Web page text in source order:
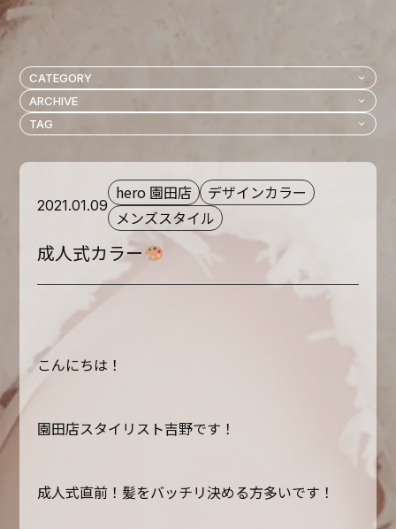
2021.01.09
hero 園田店
デザインカラー
メンズスタイル
成人式カラー
こんにちは！
園田店スタイリスト吉野です！
成人式直前！髪をバッチリ決める方多いです！